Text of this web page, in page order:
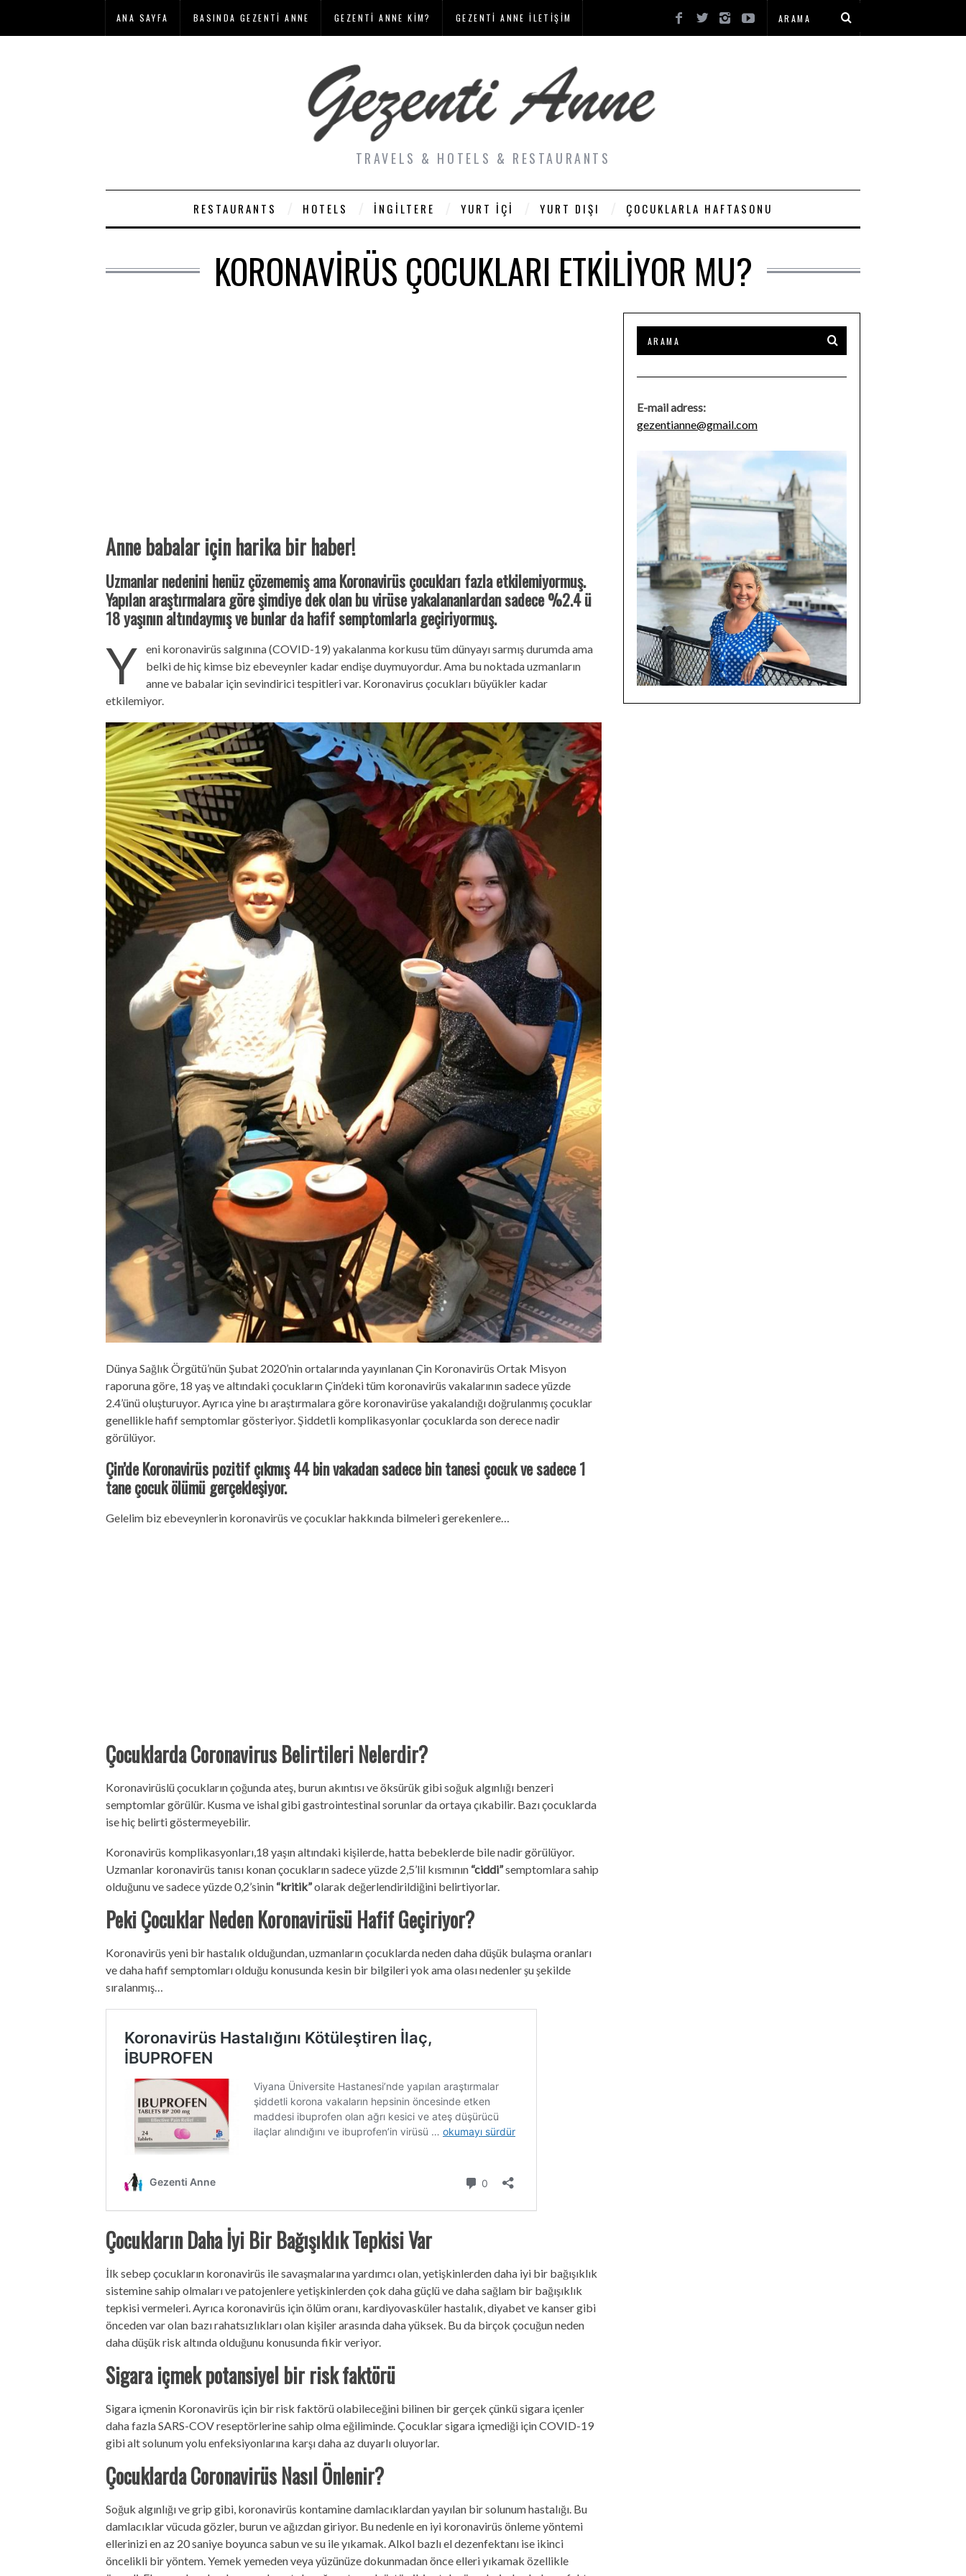
ANA SAYFA BASINDA GEZENTI ANNE GEZENTI ANNE KIM? GEZENTI ANNE İLETIŞIM
TRAVELS & HOTELS & RESTAURANTS
RESTAURANTS HOTELS İNGILTERE YURT İÇI YURT DIŞI ÇOCUKLARLA HAFTASONU
KORONAVIRÜS ÇOCUKLARI ETKILIYOR MU?
Anne babalar için harika bir haber!
Uzmanlar nedenini henüz çözememiş ama Koronavirüs çocukları fazla etkilemiyormuş.
Yapılan araştırmalara göre şimdiye dek olan bu virüse yakalananlardan sadece %2.4 ü
18 yaşının altındaymış ve bunlar da hafif semptomlarla geçiriyormuş.
Y
eni koronavirüs salgınına (COVID-19) yakalanma korkusu tüm dünyayı sarmış durumda ama
belki de hiç kimse biz ebeveynler kadar endişe duymuyordur. Ama bu noktada uzmanların
anne ve babalar için sevindirici tespitleri var. Koronavirus çocukları büyükler kadar
etkilemiyor.
Dünya Sağlık Örgütü’nün Şubat 2020’nin ortalarında yayınlanan Çin Koronavirüs Ortak Misyon
raporuna göre, 18 yaş ve altındaki çocukların Çin’deki tüm koronavirüs vakalarının sadece yüzde
2.4’ünü oluşturuyor. Ayrıca yine bı araştırmalara göre koronavirüse yakalandığı doğrulanmış çocuklar
genellikle hafif semptomlar gösteriyor. Şiddetli komplikasyonlar çocuklarda son derece nadir
görülüyor.
Çin’de Koronavirüs pozitif çıkmış 44 bin vakadan sadece bin tanesi çocuk ve sadece 1
tane çocuk ölümü gerçekleşiyor.
Gelelim biz ebeveynlerin koronavirüs ve çocuklar hakkında bilmeleri gerekenlere…
Çocuklarda Coronavirus Belirtileri Nelerdir?
Koronavirüslü çocukların çoğunda ateş, burun akıntısı ve öksürük gibi soğuk algınlığı benzeri
semptomlar görülür. Kusma ve ishal gibi gastrointestinal sorunlar da ortaya çıkabilir. Bazı çocuklarda
ise hiç belirti göstermeyebilir.
Koronavirüs komplikasyonları,18 yaşın altındaki kişilerde, hatta bebeklerde bile nadir görülüyor.
Uzmanlar koronavirüs tanısı konan çocukların sadece yüzde 2,5’lil kısmının “ciddi”semptomlara sahip
olduğunu ve sadece yüzde 0,2’sinin “kritik”olarak değerlendirildiğini belirtiyorlar.
Peki Çocuklar Neden Koronavirüsü Hafif Geçiriyor?
Koronavirüs yeni bir hastalık olduğundan, uzmanların çocuklarda neden daha düşük bulaşma oranları
ve daha hafif semptomları olduğu konusunda kesin bir bilgileri yok ama olası nedenler şu şekilde
sıralanmış…
Çocukların Daha İyi Bir Bağışıklık Tepkisi Var
İlk sebep çocukların koronavirüs ile savaşmalarına yardımcı olan, yetişkinlerden daha iyi bir bağışıklık
sistemine sahip olmaları ve patojenlere yetişkinlerden çok daha güçlü ve daha sağlam bir bağışıklık
tepkisi vermeleri. Ayrıca koronavirüs için ölüm oranı, kardiyovasküler hastalık, diyabet ve kanser gibi
önceden var olan bazı rahatsızlıkları olan kişiler arasında daha yüksek. Bu da birçok çocuğun neden
daha düşük risk altında olduğunu konusunda fikir veriyor.
Sigara içmek potansiyel bir risk faktörü
Sigara içmenin Koronavirüs için bir risk faktörü olabileceğini bilinen bir gerçek çünkü sigara içenler
daha fazla SARS-COV reseptörlerine sahip olma eğiliminde. Çocuklar sigara içmediği için COVID-19
gibi alt solunum yolu enfeksiyonlarına karşı daha az duyarlı oluyorlar.
Çocuklarda Coronavirüs Nasıl Önlenir?
Soğuk algınlığı ve grip gibi, koronavirüs kontamine damlacıklardan yayılan bir solunum hastalığı. Bu
damlacıklar vücuda gözler, burun ve ağızdan giriyor. Bu nedenle en iyi koronavirüs önleme yöntemi
ellerinizi en az 20 saniye boyunca sabun ve su ile yıkamak. Alkol bazlı el dezenfektanı ise ikinci
öncelikli bir yöntem. Yemek yemeden veya yüzünüze dokunmadan önce elleri yıkamak özellikle
E-mail adress:
gezentianne@gmail.com